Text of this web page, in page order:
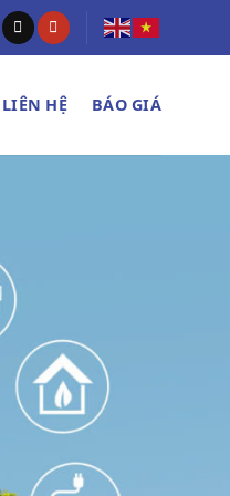
LIÊN HỆ BÁO GIÁ